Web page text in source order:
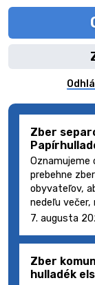
Zber
Oznamujeme
prebehne
obyvateľov,
nedeľu večer,
7. augusta
Zber
hulladék